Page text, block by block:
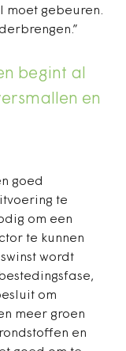
moet gebeuren.
begint al
en
goed
te
om een
te kunnen
wordt
om
meer groen
en